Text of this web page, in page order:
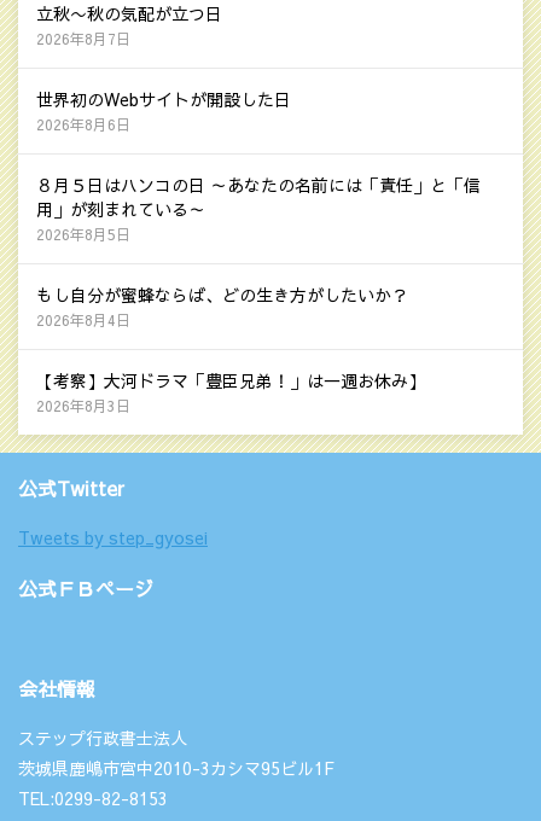
立秋〜秋の気配が立つ日
2026年8月7日
世界初のWebサイトが開設した日
2026年8月6日
８月５日はハンコの日 ～あなたの名前には「責任」と「信
用」が刻まれている～
2026年8月5日
もし自分が蜜蜂ならば、どの生き方がしたいか？
2026年8月4日
【考察】大河ドラマ「豊臣兄弟！」は一週お休み】
2026年8月3日
公式Twitter
Tweets by step_gyosei
公式ＦＢページ
会社情報
ステップ行政書士法人
茨城県鹿嶋市宮中2010-3カシマ95ビル1F
TEL:0299-82-8153